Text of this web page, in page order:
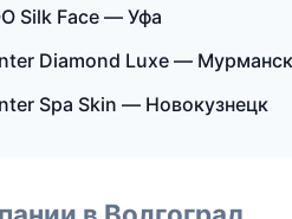
Silk Face — Уфа
Diamond Luxe — Мурманск
Spa Skin — Новокузнецк